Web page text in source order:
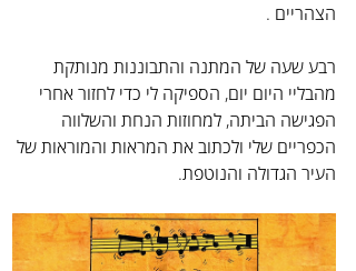
הצהריים .
רבע שעה של המתנה והתבוננות מנותקת
מהבליי היום יום, הספיקה לי כדי לחזור אחרי
הפגישה הביתה, למחוזות הנחת והשלווה
הכפריים שלי ולכתוב את המראות והמוראות של
העיר הגדולה והנוטפת.